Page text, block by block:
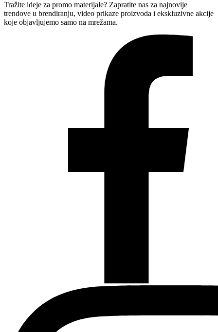
Tražite ideje za promo materijale? Zapratite nas za najnovije
trendove u brendiranju, video prikaze proizvoda i ekskluzivne akcije
koje objavljujemo samo na mrežama.